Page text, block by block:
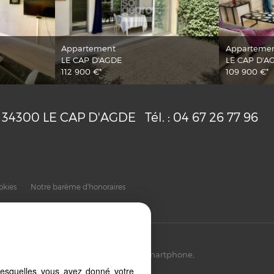
Appartement
LE CAP D'AGDE
112 900 €*
LE CAP
109 900 €*
34300 LE CAP D'AGDE Tél. : 04 67 26 77 96
Notre barème d'honoraires
votre PC, votre tablette ou votre smartphone,
d'écrans vous avez donné votre